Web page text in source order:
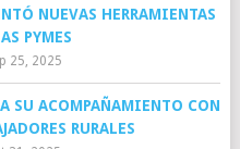
NUEVAS HERRAMIENTAS
PYMES
25, 2025
SU ACOMPAÑAMIENTO CON
RURALES